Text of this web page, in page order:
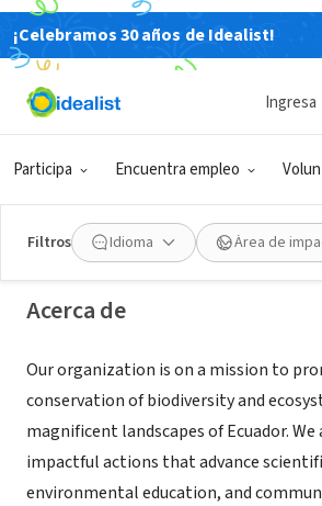
¡Celebramos 30 años de Idealist!
Participa Encuentra empleo
Ingresa
Filtros Idioma Área de
C-Natura Foundation
Puerto Cayo, Manabí, Ecuador
Acerca de
Our organization is on a mission to
conservation of biodiversity and
magnificent landscapes of Ecuador.
impactful actions that advance
environmental education, and